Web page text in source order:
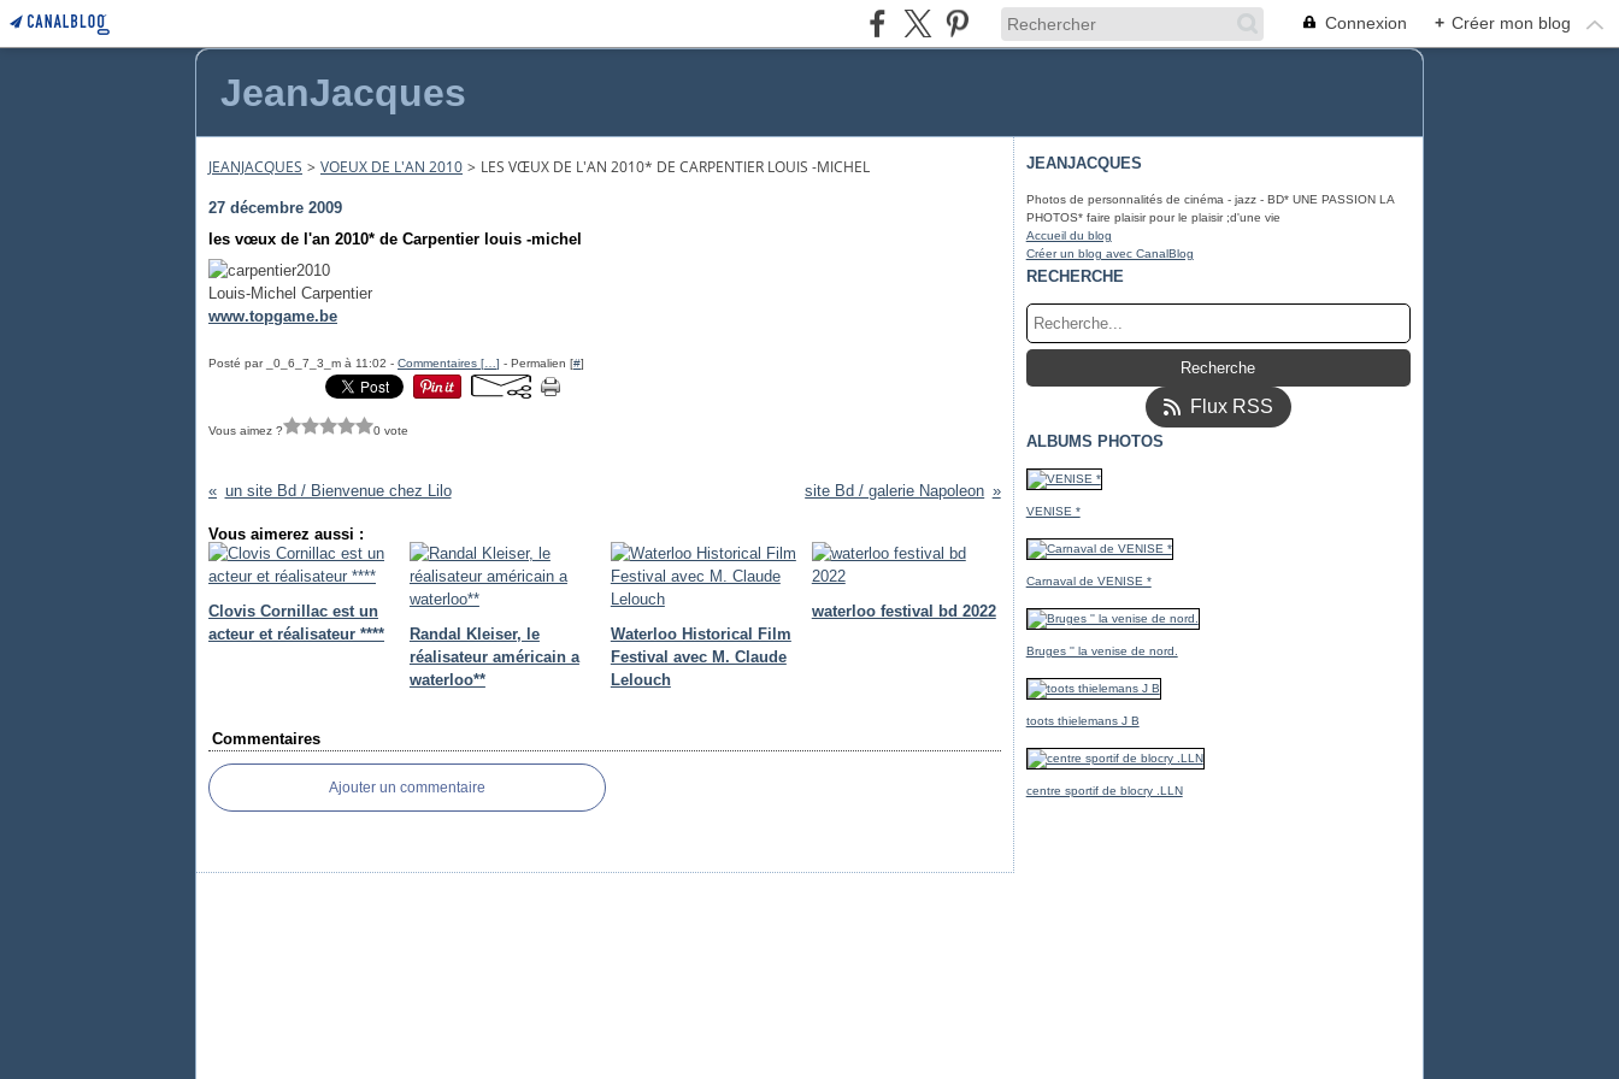
Connexion + Créer mon blog
JeanJacques
JEANJACQUES > VOEUX DE L'AN 2010 > LES VŒUX DE L'AN 2010* DE CARPENTIER LOUIS -MICHEL
27 décembre 2009
les vœux de l'an 2010* de Carpentier louis -michel
Louis-Michel Carpentier
www.topgame.be
Posté par _0_6_7_3_m à 11:02 - Commentaires [ ] - Permalien [#]
Vous aimez ? 0 vote
un site Bd / Bienvenue chez Lilo site Bd / galerie Napoleon
Vous aimerez aussi :
Clovis Cornillac est un
acteur et réalisateur ****
Randal Kleiser, le
réalisateur américain a
waterloo**
Waterloo Historical Film
Festival avec M. Claude
Lelouch
waterloo festival bd 2022
Commentaires
Ajouter un commentaire
JEANJACQUES
Photos de personnalités de cinéma - jazz - BD* UNE PASSION LA
PHOTOS* faire plaisir pour le plaisir ;d'une vie
Accueil du blog
Créer un blog avec CanalBlog
RECHERCHE
Flux RSS
ALBUMS PHOTOS
VENISE *
Carnaval de VENISE *
Bruges '' la venise de nord.
toots thielemans J B
centre sportif de blocry .LLN